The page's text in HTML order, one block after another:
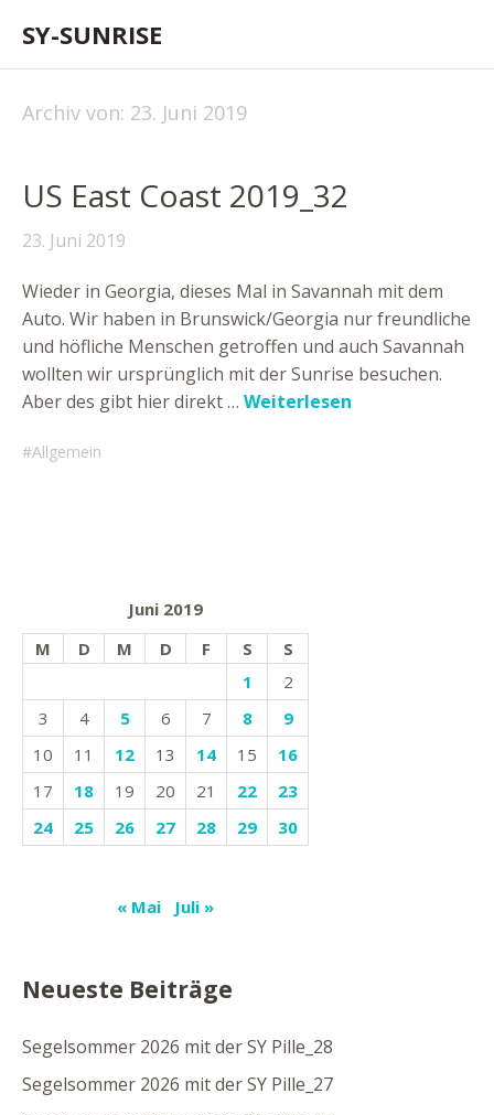
SY-SUNRISE
Archiv von: 23. Juni 2019
US East Coast 2019_32
23. Juni 2019
Wieder in Georgia, dieses Mal in Savannah mit dem
Auto. Wir haben in Brunswick/Georgia nur freundliche
und höfliche Menschen getroffen und auch Savannah
wollten wir ursprünglich mit der Sunrise besuchen.
Aber des gibt hier direkt … Weiterlesen
Allgemein
Juni 2019
M
D M D F S
S
1
2
3
4 5 6 7 8
9
10
11 12 13 14 15
16
17
18 19 20 21 22
23
24
25 26 27 28 29 30
« Mai Juli »
Neueste Beiträge
Segelsommer 2026 mit der SY Pille_28
Segelsommer 2026 mit der SY Pille_27